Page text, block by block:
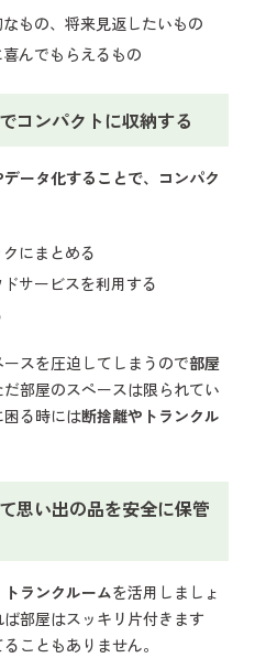
もの、将来見返したいもの
んでもらえるもの
コンパクトに収納する
データ化することで、コンパク
にまとめる
サービスを利用する
スを圧迫してしまうので部屋
部屋のスペースは限られてい
る時には断捨離やトランクル
思い出の品を安全に保管
トランクルームを活用しましょ
部屋はスッキリ片付きます
こともありません。